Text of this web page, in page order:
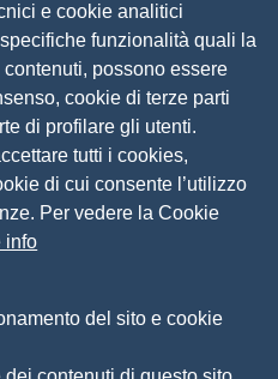
BS
e cookie analitici
funzionalità quali la
possono essere
cookie di terze parti
di profilare gli utenti.
tutti i cookies,
di cui consente l’utilizzo
Per vedere la Cookie
info
del sito e cookie